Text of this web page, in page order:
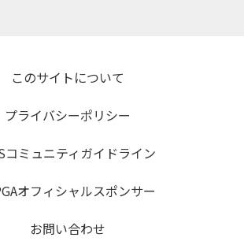
このサイトについて
プライバシーポリシー
コミュニティガイドライン
オフィシャルスポンサー
お問い合わせ